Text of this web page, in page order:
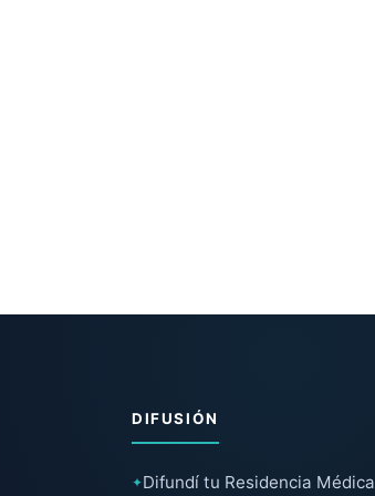
DIFUSIÓN
✦Difundí tu Residencia Médica